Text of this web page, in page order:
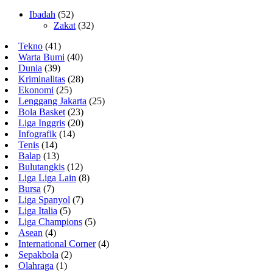
Ibadah (52)
Zakat (32)
Tekno (41)
Warta Bumi (40)
Dunia (39)
Kriminalitas (28)
Ekonomi (25)
Lenggang Jakarta (25)
Bola Basket (23)
Liga Inggris (20)
Infografik (14)
Tenis (14)
Balap (13)
Bulutangkis (12)
Liga Liga Lain (8)
Bursa (7)
Liga Spanyol (7)
Liga Italia (5)
Liga Champions (5)
Asean (4)
International Corner(4)
Sepakbola (2)
Olahraga (1)